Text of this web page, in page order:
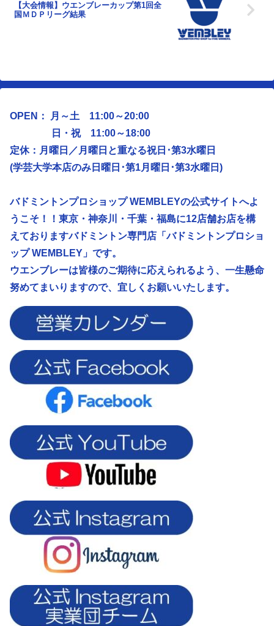
【大会情報】ウエンブレーカップ第1回全
国ＭＤＰリーグ結果
OPEN： 月～土 11:00～20:00
日・祝 11:00～18:00
定休：月曜日／ 月曜日と重なる祝日･第3水曜日
(学芸大学本店のみ日曜日･第1月曜日･第3水曜日)
バドミントンプロショップ WEMBLEYの公式サイトへよ
うこそ！！東京・神奈川・千葉・福島に12店舗お店を構
えておりますバドミントン専門店「バドミントンプロショ
ップ WEMBLEY」です。
ウエンブレーは皆様のご期待に応えられるよう、 一生懸命
努めてまいりますので、宜しくお願いいたします。